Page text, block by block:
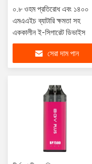
০.৮ ওহম প্রতিরোধ এবং ১৪০০
এমএএইচ ব্যাটারি ক্ষমতা সহ
এককালীন ই-সিগারেট ডিভাইস
সেরা দাম পান